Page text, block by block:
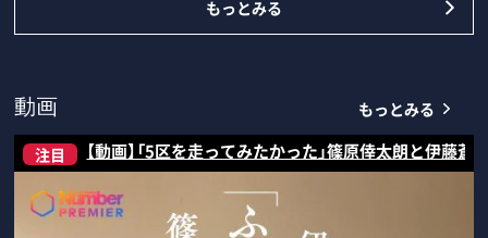
もっとみる
動画 もっとみる
注目 【動画】「5区を走ってみたかった」篠原倖太朗と伊藤